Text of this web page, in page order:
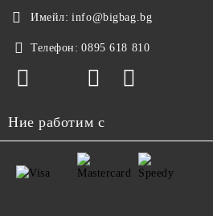
Имейл: info@bigbag.bg
Телефон: 0895 618 810
Ние работим с